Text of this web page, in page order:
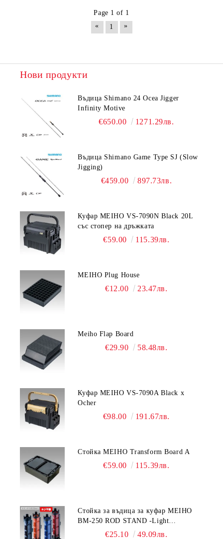
Page 1 of 1
«
1 »
Нови продукти
Въдица Shimano 24 Ocea Jigger
Infinity Motive
€650.00 1271.29лв.
Въдица Shimano Game Type SJ (Slow
Jigging)
€459.00 897.73лв.
Куфар MEIHO VS-7090N Black 20L
със стопер на дръжката
€59.00 115.39лв.
MEIHO Plug House
€12.00 23.47лв.
Meiho Flap Board
€29.90 58.48лв.
Куфар MEIHO VS-7090A Black x
Ocher
€98.00 191.67лв.
Стойка MEIHO Transform Board A
€59.00 115.39лв.
Стойка за въдица за куфар MEIHO
BM-250 ROD STAND -Light
Blue/Black color
€25.10 49.09лв.